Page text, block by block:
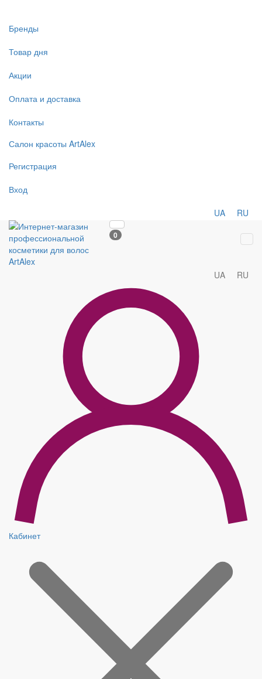
Бренды
Товар дня
Акции
Оплата и доставка
Контакты
Салон красоты ArtAlex
Регистрация
Вход
UA RU
0
UA
RU
Кабинет